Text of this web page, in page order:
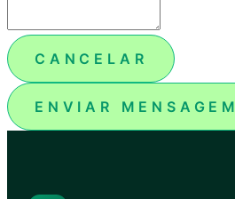
CANCELAR
ENVIAR MENSAGEM